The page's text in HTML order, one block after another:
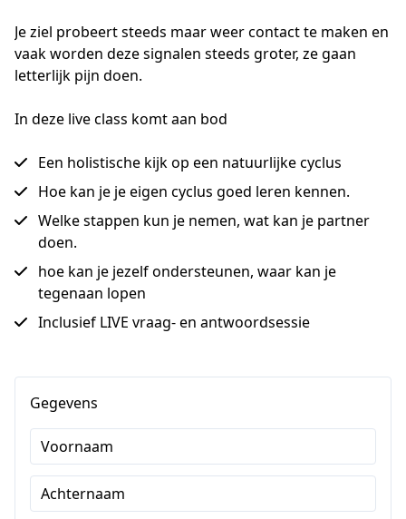
Je ziel probeert steeds maar weer contact te maken en
vaak worden deze signalen steeds groter, ze gaan
letterlijk pijn doen.
In deze live class komt aan bod
Een holistische kijk op een natuurlijke cyclus
Hoe kan je je eigen cyclus goed leren kennen.
Welke stappen kun je nemen, wat kan je partner
doen.
hoe kan je jezelf ondersteunen, waar kan je
tegenaan lopen
Inclusief LIVE vraag- en antwoordsessie
Gegevens
Voornaam
Achternaam